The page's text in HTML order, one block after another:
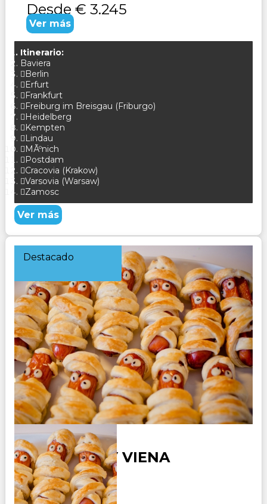
Desde € 3.245
Ver más
Itinerario:
Baviera
Berlin
Erfurt
Frankfurt
Freiburg im Breisgau (Friburgo)
Heidelberg
Kempten
Lindau
MÃºnich
Postdam
Cracovia (Krakow)
Varsovia (Warsaw)
Zamosc
Ver más
Destacado
ALEMANIA Y VIENA
Duración: